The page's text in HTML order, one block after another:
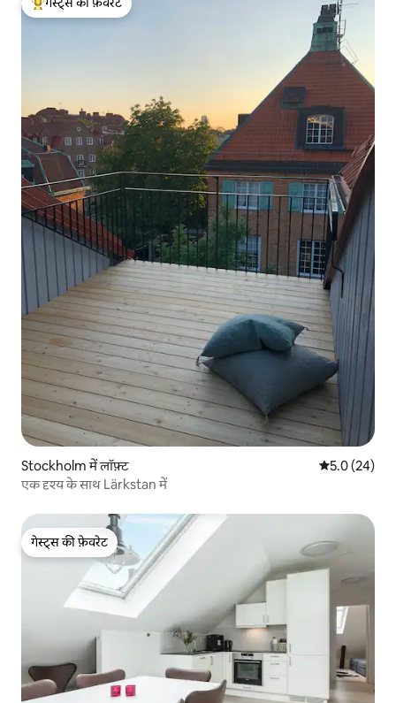
गेस्ट्स का टॉप फ़ेवरेट
Stockholm में लॉफ़्ट औसत रेटिंग 5
5.0 (24)
एक दृश्य के साथ Lärkstan में
गेस्ट्स की फ़ेवरेट
गेस्ट्स की फ़ेवरेट